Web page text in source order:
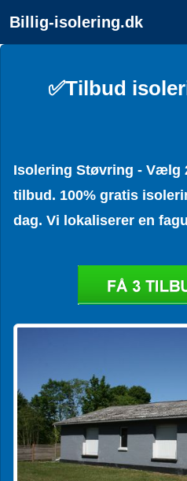
Billig-isolering.dk
✅Tilbud
Isolering Støvring - Vælg
tilbud. 100% gratis
dag. Vi lokaliserer en